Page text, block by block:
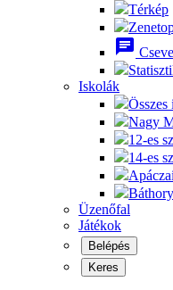
Térkép
chat
Iskolák
Nagy
12-es
14-es
Üzenőfal
Játékok
Belépés
Keres